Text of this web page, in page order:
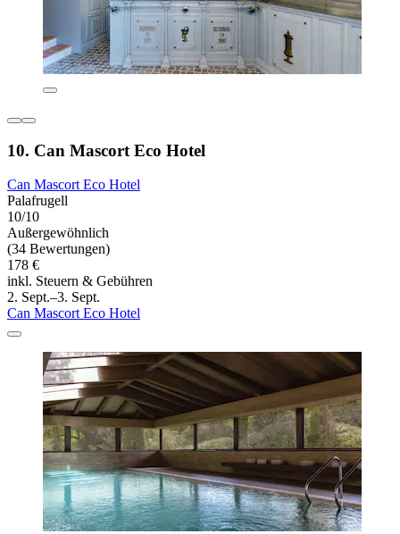
10. Can Mascort Eco Hotel
Can Mascort Eco Hotel
Palafrugell
10/10
Außergewöhnlich
(34 Bewertungen)
178 €
inkl. Steuern & Gebühren
2. Sept.–3. Sept.
Can Mascort Eco Hotel